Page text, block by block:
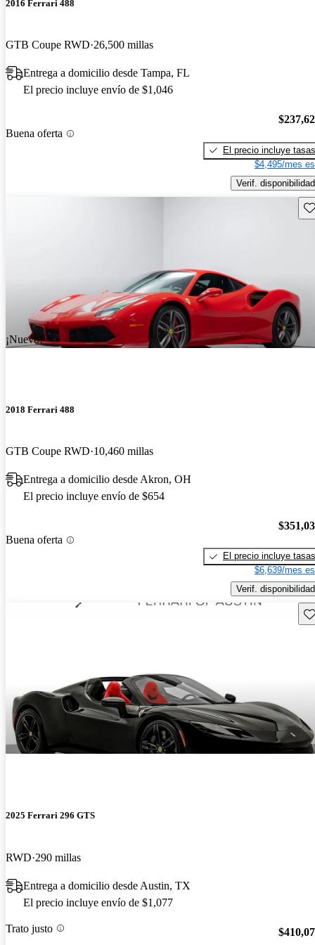
2016 Ferrari 488
GTB Coupe RWD 26,500 millas
Entrega a domicilio desde Tampa, FL
El precio incluye envío de $1,046
Buena oferta
El precio incluye tasas
$4,495/mes
Verif. disponibilidad
¡Nuevo!
2018 Ferrari 488
GTB Coupe RWD 10,460 millas
Entrega a domicilio desde Akron, OH
El precio incluye envío de $654
Buena oferta
El precio incluye tasas
$6,639/mes
Verif. disponibilidad
2025 Ferrari 296 GTS
RWD 290 millas
Entrega a domicilio desde Austin, TX
El precio incluye envío de $1,077
Trato justo